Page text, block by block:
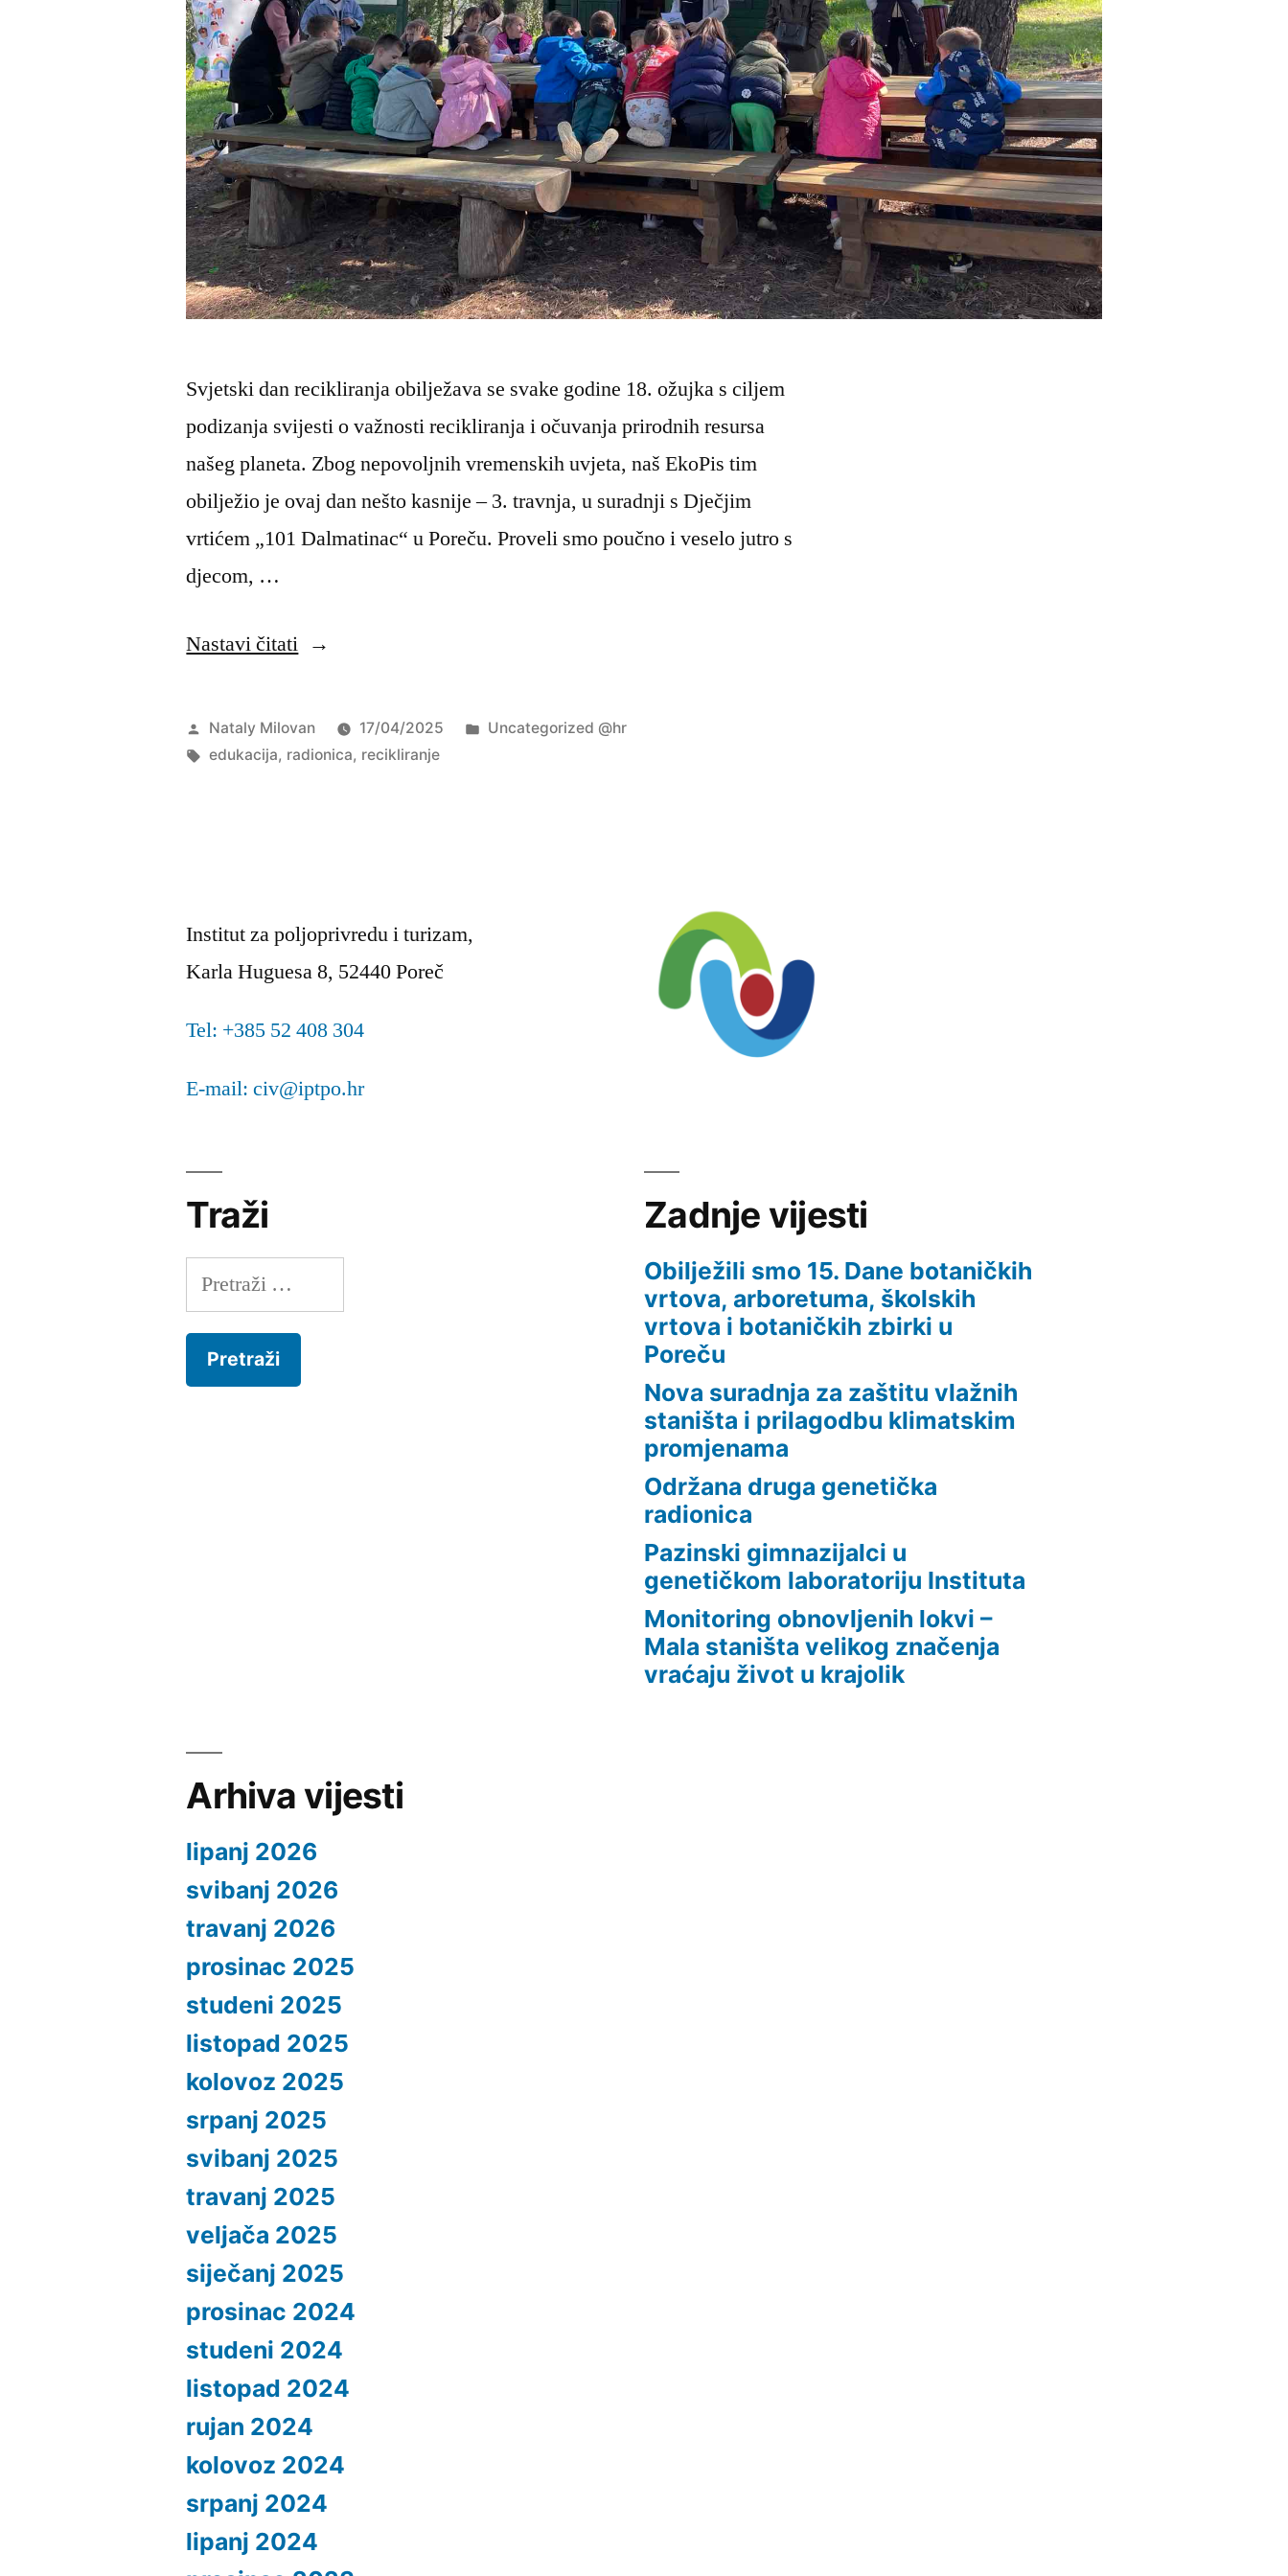
Svjetski dan recikliranja obilježava se svake godine 18. ožujka s ciljem
podizanja svijesti o važnosti recikliranja i očuvanja prirodnih resursa
našeg planeta. Zbog nepovoljnih vremenskih uvjeta, naš EkoPis tim
obilježio je ovaj dan nešto kasnije – 3. travnja, u suradnji s Dječjim
vrtićem „101 Dalmatinac“ u Poreču. Proveli smo poučno i veselo jutro s
djecom, …
Nastavi čitati“Obilježen
dan
recikliranja
„101
Dalmatinac“”
Objavio
Nataly Milovan 17/04/2025
Objavljeno
Uncategorized @hr
Oznake:
edukacija, radionica, recikliranje
Institut za poljoprivredu i turizam,
Karla Huguesa 8, 52440 Poreč
Tel: +385 52 408 304
E-mail: civ@iptpo.hr
Traži
Pretraži:
Zadnje vijesti
Obilježili smo 15. Dane botaničkih
vrtova, arboretuma, školskih
vrtova i botaničkih zbirki u
Poreču
Nova suradnja za zaštitu vlažnih
staništa i prilagodbu klimatskim
promjenama
Održana druga genetička
radionica
Pazinski gimnazijalci u
genetičkom laboratoriju Instituta
Monitoring obnovljenih lokvi –
Mala staništa velikog značenja
vraćaju život u krajolik
Arhiva vijesti
lipanj 2026
svibanj 2026
travanj 2026
prosinac 2025
studeni 2025
listopad 2025
kolovoz 2025
srpanj 2025
svibanj 2025
travanj 2025
veljača 2025
siječanj 2025
prosinac 2024
studeni 2024
listopad 2024
rujan 2024
kolovoz 2024
srpanj 2024
lipanj 2024